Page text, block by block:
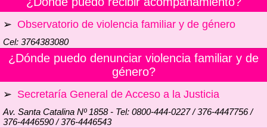
➢ Observatorio de violencia familiar y de género
Cel: 3764383080
¿Dónde puedo denunciar violencia familiar y de
género?
➢ Secretaría General de Acceso a la Justicia
Av. Santa Catalina Nº 1858 - Tel: 0800-444-0227 / 376-4447756 /
376-4446590 / 376-4446543